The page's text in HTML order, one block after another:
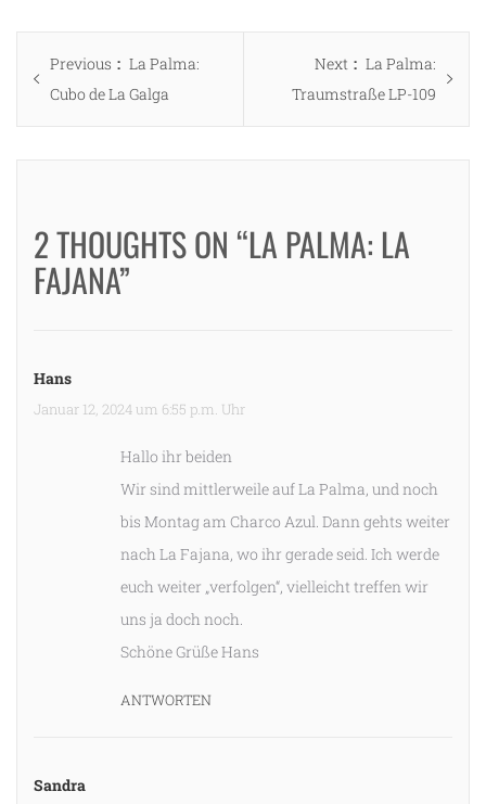
Beitragsnavigation
Previous
Previous
post:
La Palma:
Cubo de La Galga
Next
Next
post:
La Palma:
Traumstraße LP-109
2 THOUGHTS ON “LA PALMA: LA
FAJANA”
Hans
Januar 12, 2024 um 6:55 p.m. Uhr
Hallo ihr beiden
Wir sind mittlerweile auf La Palma, und noch
bis Montag am Charco Azul. Dann gehts weiter
nach La Fajana, wo ihr gerade seid. Ich werde
euch weiter „verfolgen“, vielleicht treffen wir
uns ja doch noch.
Schöne Grüße Hans
ANTWORTEN
Sandra